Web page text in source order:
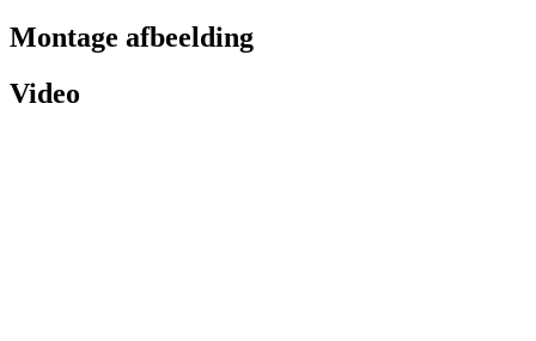
Montage afbeelding
Video